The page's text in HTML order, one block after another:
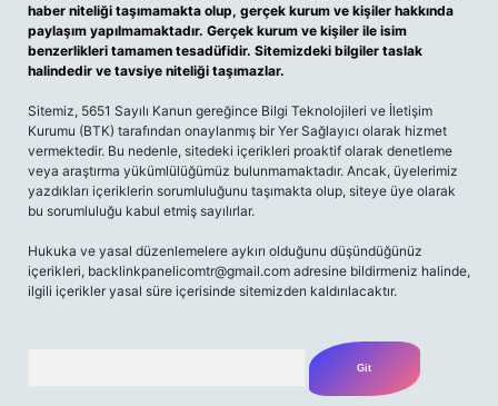
haber niteliği taşımamakta olup, gerçek kurum ve kişiler hakkında
paylaşım yapılmamaktadır. Gerçek kurum ve kişiler ile isim
benzerlikleri tamamen tesadüfidir. Sitemizdeki bilgiler taslak
halindedir ve tavsiye niteliği taşımazlar.
Sitemiz, 5651 Sayılı Kanun gereğince Bilgi Teknolojileri ve İletişim
Kurumu (BTK) tarafından onaylanmış bir Yer Sağlayıcı olarak hizmet
vermektedir. Bu nedenle, sitedeki içerikleri proaktif olarak denetleme
veya araştırma yükümlülüğümüz bulunmamaktadır. Ancak, üyelerimiz
yazdıkları içeriklerin sorumluluğunu taşımakta olup, siteye üye olarak
bu sorumluluğu kabul etmiş sayılırlar.
Hukuka ve yasal düzenlemelere aykırı olduğunu düşündüğünüz
içerikleri, backlinkpanelicomtr@gmail.com adresine bildirmeniz halinde,
ilgili içerikler yasal süre içerisinde sitemizden kaldırılacaktır.